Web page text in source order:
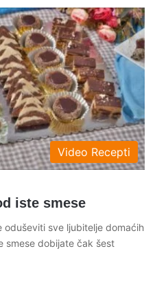
Video Recepti
iste smese
sve ljubitelje domaćih
smese dobijate čak šest